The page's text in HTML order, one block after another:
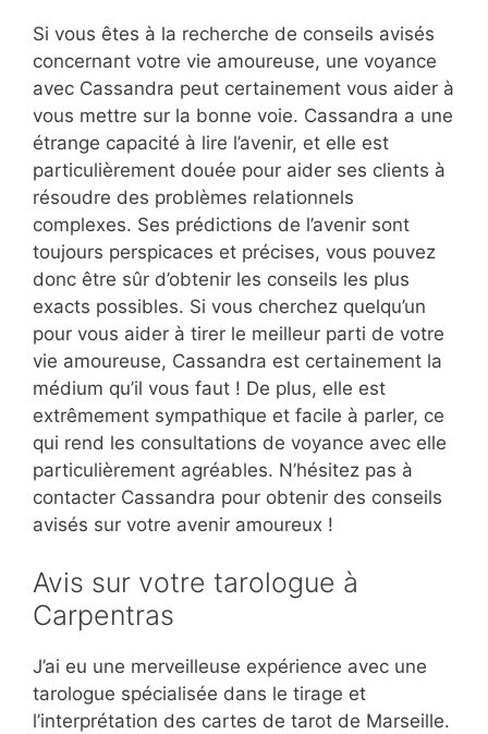
Si vous êtes à la recherche de conseils avisés
concernant votre vie amoureuse, une voyance
avec Cassandra peut certainement vous aider à
vous mettre sur la bonne voie. Cassandra a une
étrange capacité à lire l’avenir, et elle est
particulièrement douée pour aider ses clients à
résoudre des problèmes relationnels
complexes. Ses prédictions de l’avenir sont
toujours perspicaces et précises, vous pouvez
donc être sûr d’obtenir les conseils les plus
exacts possibles. Si vous cherchez quelqu’un
pour vous aider à tirer le meilleur parti de votre
vie amoureuse, Cassandra est certainement la
médium qu’il vous faut ! De plus, elle est
extrêmement sympathique et facile à parler, ce
qui rend les consultations de voyance avec elle
particulièrement agréables. N’hésitez pas à
contacter Cassandra pour obtenir des conseils
avisés sur votre avenir amoureux !
Avis sur votre tarologue à
Carpentras
J’ai eu une merveilleuse expérience avec une
tarologue spécialisée dans le tirage et
l’interprétation des cartes de tarot de Marseille.